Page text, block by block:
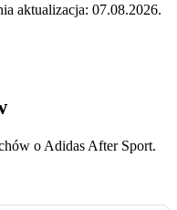
aktualizacja: 07.08.2026.
o Adidas After Sport.